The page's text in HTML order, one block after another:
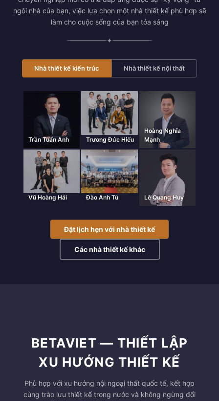
ngôi nhà của bạn, việc lựa chọn một nhà thiết kế phù hợp sẽ
làm cho cuộc sống của bạn tỏa sáng
✦
Nhà thiết kế kiến trúc Nhà thiết kế nội thất
Trần Tuấn Anh Trương Đức Hiếu
Hoàng Nghĩa
Mạnh
Vũ Hoàng Hải Đào Anh Tú Lê Quang Huy
Đặt lịch hẹn với nhà thiết kế
Các nhà thiết kế khác
BETAVIET — THIẾT LẬP
XU HƯỚNG THIẾT KẾ
Phù hợp với xu hướng nội ngoại thất quốc tế, kết hợp
cùng trào lưu thiết kế trong nước và không ngừng đổi